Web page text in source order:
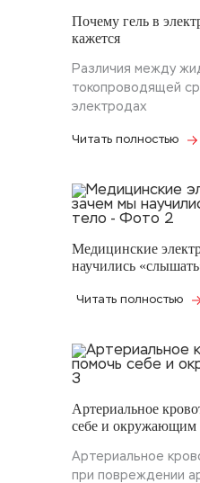
Почему гель в
кажется
Различия между
токопроводящей
электродах
Читать полностью
Медицинские
научились
Читать полностью
Артериальное
себе и окружающим
Артериальное
при повреждении